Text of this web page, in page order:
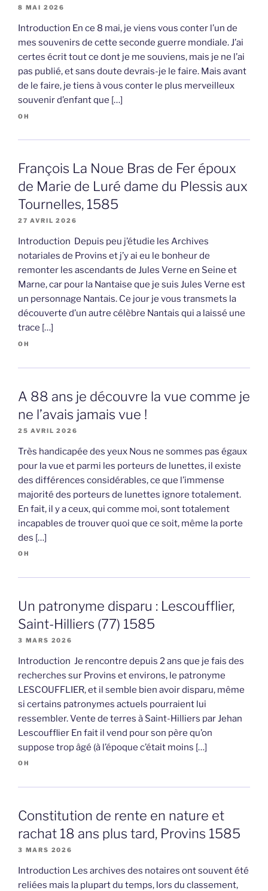
8 MAI 2026
Introduction En ce 8 mai, je viens vous conter l’un de
mes souvenirs de cette seconde guerre mondiale. J’ai
certes écrit tout ce dont je me souviens, mais je ne l’ai
pas publié, et sans doute devrais-je le faire. Mais avant
de le faire, je tiens à vous conter le plus merveilleux
souvenir d’enfant que […]
OH
François La Noue Bras de Fer époux
de Marie de Luré dame du Plessis aux
Tournelles, 1585
27 AVRIL 2026
Introduction Depuis peu j’étudie les Archives
notariales de Provins et j’y ai eu le bonheur de
remonter les ascendants de Jules Verne en Seine et
Marne, car pour la Nantaise que je suis Jules Verne est
un personnage Nantais. Ce jour je vous transmets la
découverte d’un autre célèbre Nantais qui a laissé une
trace […]
OH
A 88 ans je découvre la vue comme je
ne l’avais jamais vue !
25 AVRIL 2026
Très handicapée des yeux Nous ne sommes pas égaux
pour la vue et parmi les porteurs de lunettes, il existe
des différences considérables, ce que l’immense
majorité des porteurs de lunettes ignore totalement.
En fait, il y a ceux, qui comme moi, sont totalement
incapables de trouver quoi que ce soit, même la porte
des […]
OH
Un patronyme disparu : Lescoufflier,
Saint-Hilliers (77) 1585
3 MARS 2026
Introduction Je rencontre depuis 2 ans que je fais des
recherches sur Provins et environs, le patronyme
LESCOUFFLIER, et il semble bien avoir disparu, même
si certains patronymes actuels pourraient lui
ressembler. Vente de terres à Saint-Hilliers par Jehan
Lescoufflier En fait il vend pour son père qu’on
suppose trop âgé (à l’époque c’était moins […]
OH
Constitution de rente en nature et
rachat 18 ans plus tard, Provins 1585
3 MARS 2026
Introduction Les archives des notaires ont souvent été
reliées mais la plupart du temps, lors du classement,